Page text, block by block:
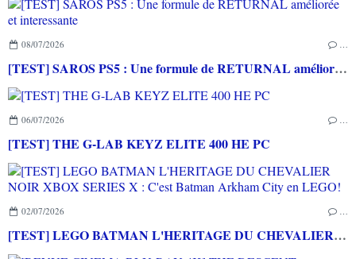
08/07/2026 …
[TEST] SAROS PS5 : Une formule de RETURNAL améliorée et interessante
06/07/2026 …
[TEST] THE G-LAB KEYZ ELITE 400 HE PC
02/07/2026 …
[TEST] LEGO BATMAN L'HERITAGE DU CHEVALIER NOIR XBOX SERIES X : C'est Batman Arkham City en LEGO!